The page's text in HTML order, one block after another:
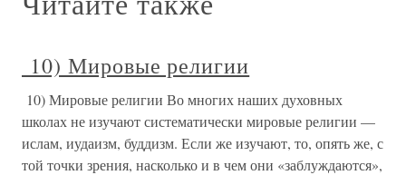
10) Мировые религии
10) Мировые религии Во многих наших духовных
школах не изучают систематически мировые религии —
ислам, иудаизм, буддизм. Если же изучают, то, опять же, с
той точки зрения, насколько и в чем они «заблуждаются»,